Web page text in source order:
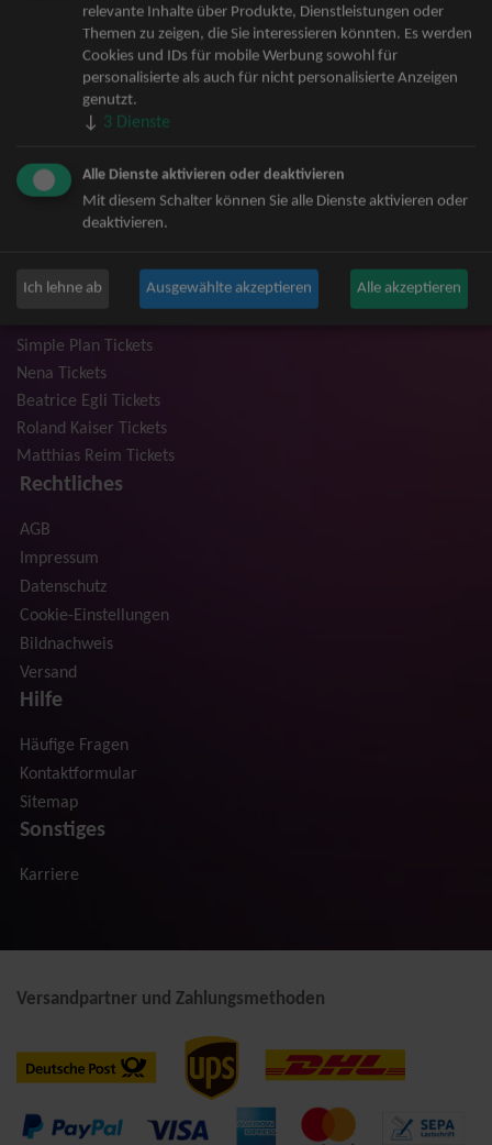
Jan Delay & Disko No.1 Tickets
Pur Tickets
Bob Dylan Tickets
Mark Forster Tickets
The Prodigy Tickets
Niedeckens BAP Tickets
Judas Priest Tickets
Trailerpark & Friends Tickets
Simple Plan Tickets
Nena Tickets
Beatrice Egli Tickets
Roland Kaiser Tickets
Matthias Reim Tickets
Rechtliches
AGB
Impressum
Datenschutz
Cookie-Einstellungen
Bildnachweis
Versand
Hilfe
Häufige Fragen
Kontaktformular
Sitemap
Sonstiges
Karriere
Versandpartner und Zahlungsmethoden
relevante Inhalte über Produkte, Dienstleistungen oder
Themen zu zeigen, die Sie interessieren könnten. Es werden
Cookies und IDs für mobile Werbung sowohl für
personalisierte als auch für nicht personalisierte Anzeigen
genutzt.
↓ 3 Dienste
Alle Dienste aktivieren oder deaktivieren
Mit diesem Schalter können Sie alle Dienste aktivieren oder
deaktivieren.
Ich lehne ab Ausgewählte akzeptieren Alle akzeptieren